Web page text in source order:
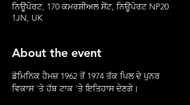
ਨਿਊਪੋਰਟ, 170 ਕਮਰਸ਼ੀਅਲ ਸੇਂਟ, ਨਿਊਪੋਰਟ NP20
1JN, UK
About the event
ਡੋਮਿਨਿਕ ਹੈਮਜ਼ 1962 ਤੋਂ 1974 ਤੱਕ ਪਿਲ ਦੇ ਪੁਨਰ
ਵਿਕਾਸ 'ਤੇ ਹੱਬ ਟਾਕ 'ਤੇ ਇਤਿਹਾਸ ਦੇਣਗੇ।